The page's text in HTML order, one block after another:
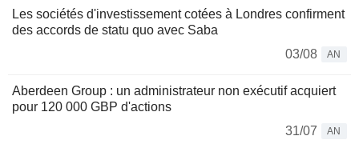
Les sociétés d'investissement cotées à Londres confirment
des accords de statu quo avec Saba
03/08
AN
Aberdeen Group : un administrateur non exécutif acquiert
pour 120 000 GBP d'actions
31/07
AN